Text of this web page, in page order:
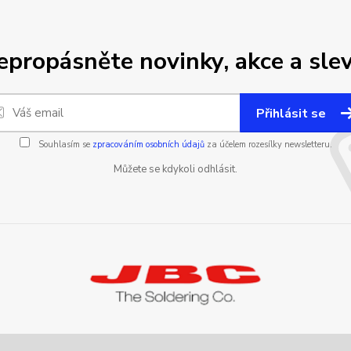
novinky, akce a
Přihlásit se
Souhlasím se zpracováním osobních údajůza účelem rozesílky newsletteru.
Můžete se kdykoli odhlásit.